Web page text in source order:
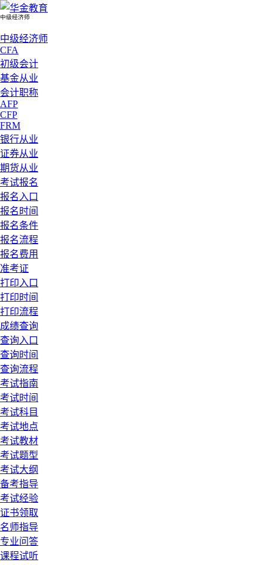
中级经济师
中级经济师
CFA
初级会计
基金从业
会计职称
AFP
CFP
FRM
银行从业
证券从业
期货从业
考试报名
报名入口
报名时间
报名条件
报名流程
报名费用
准考证
打印入口
打印时间
打印流程
成绩查询
查询入口
查询时间
查询流程
考试指南
考试时间
考试科目
考试地点
考试教材
考试题型
考试大纲
备考指导
考试经验
证书领取
名师指导
专业问答
课程试听